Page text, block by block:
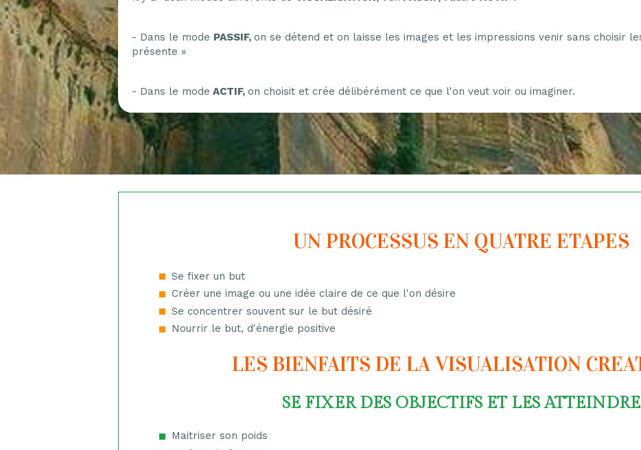
- Dans le mode PASSIF, on se détend et on laisse les images et les impressions venir sans choisir
présente »
- Dans le mode ACTIF, on choisit et crée délibérément ce que l'on veut voir ou imaginer.
UN PROCESSUS EN QUATRE ETAPES
Se fixer un but
Créer une image ou une idée claire de ce que l'on désire
Se concentrer souvent sur le but désiré
Nourrir le but, d'énergie positive
LES BIENFAITS DE LA VISUALISATION
SE FIXER DES OBJECTIFS ET LES ATTEINDRE
Maitriser son poids